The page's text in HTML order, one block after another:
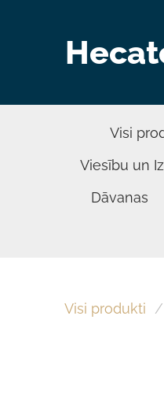
Visi
Viesību un
Dāvanas
Visi produkti